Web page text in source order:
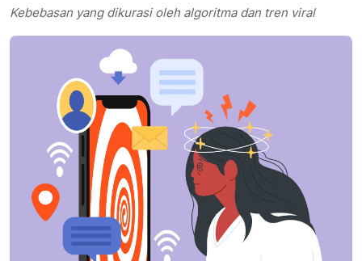
Kebebasan yang dikurasi oleh algoritma dan tren viral